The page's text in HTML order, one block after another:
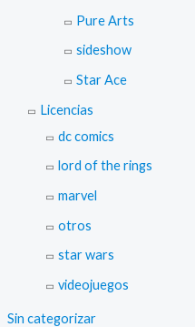
Pure Arts
sideshow
Star Ace
Licencias
dc comics
lord of the rings
marvel
otros
star wars
videojuegos
Sin categorizar